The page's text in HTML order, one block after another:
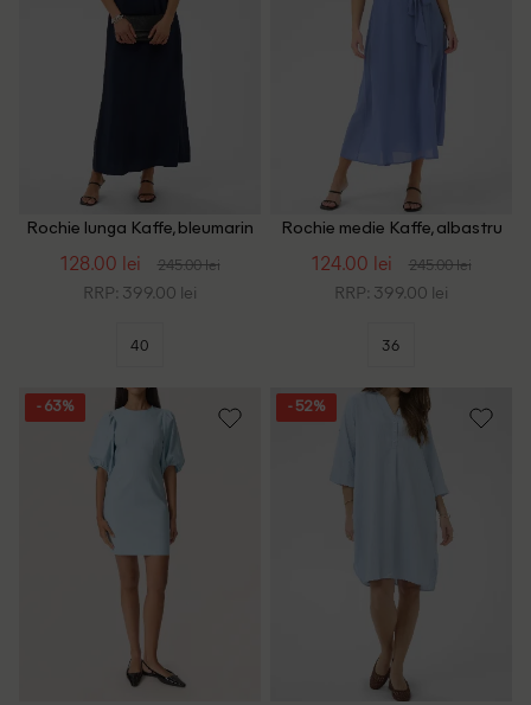
Rochie lunga Kaffe, bleumarin
128.00 lei 245.00 lei
RRP: 399.00 lei
40
Rochie medie Kaffe, albastru
124.00 lei 245.00 lei
RRP: 399.00 lei
36
- 63% - 52%